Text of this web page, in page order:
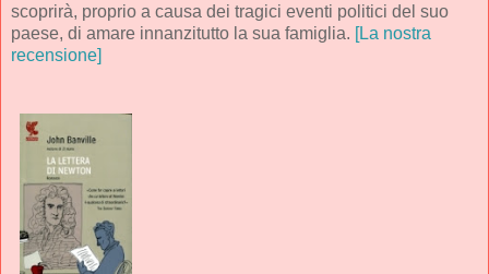
scoprirà, proprio a causa dei tragici eventi politici del suo
paese, di amare innanzitutto la sua famiglia. [La nostra
recensione]